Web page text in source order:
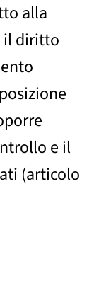
alla
il diritto
e il
(articolo